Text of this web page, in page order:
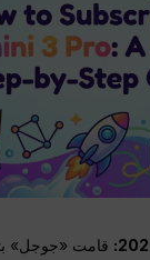
قامت «جوجل»